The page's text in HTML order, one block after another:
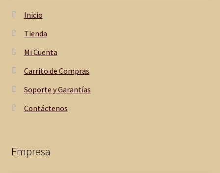
Inicio
Tienda
Mi Cuenta
Carrito de Compras
Soporte y Garantías
Contáctenos
Empresa